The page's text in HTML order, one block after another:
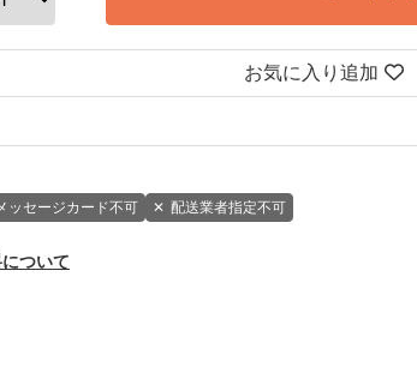
お気に入り追加
ッセージカード不可 ✕ 配送業者指定不可
ついて